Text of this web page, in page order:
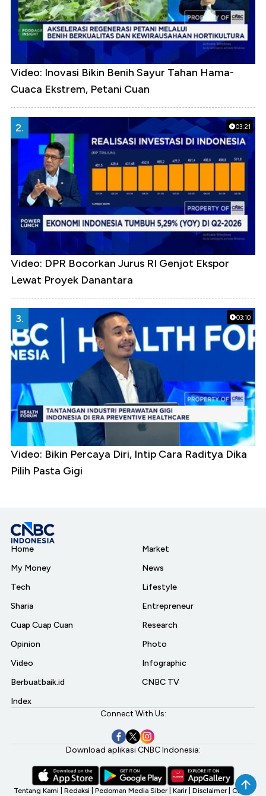
Video: Inovasi Bikin Benih Sayur Tahan Hama-
Cuaca Ekstrem, Petani Cuan
03:21
2.
Video: DPR Bocorkan Jurus RI Genjot Ekspor
Lewat Proyek Danantara
03:10
3.
Video: Bikin Percaya Diri, Intip Cara Raditya Dika
Pilih Pasta Gigi
Home
My Money
Tech
Sharia
Cuap Cuap Cuan
Opinion
Video
Berbuatbaik.id
Index
Market
News
Lifestyle
Entrepreneur
Research
Photo
Infographic
CNBC TV
Connect With Us:
Download aplikasi CNBC Indonesia:
Tentang Kami Redaksi Pedoman Media Siber Karir Disclaimer CNBC